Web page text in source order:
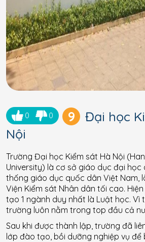
0 0 9
Đại học
Nội
Trường Đại học Kiểm sát Hà Nội
University) là cơ sở giáo dục đại
thống giáo dục quốc dân Việt Nam,
Viện Kiểm sát Nhân dân tối cao.
tạo 1 ngành duy nhất là Luật học. Vì
trường luôn nằm trong top đầu cả
Sau khi được thành lập, trường đã
lớp đào tạo, bồi dưỡng nghiệp vụ để